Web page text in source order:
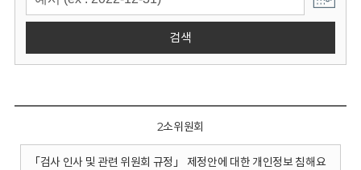
검색
2소위원회
「검사 인사 및 관련 위원회 규정」 제정안에 대한 개인정보 침해요